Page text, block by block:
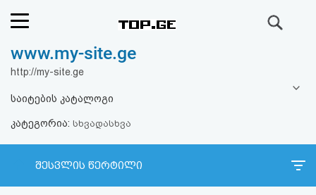
რეიტინგი
ფოსტა
კითხვა-
პასუხი
www.my-site.ge
http://my-site.ge
საიტების კატალოგი
კატეგორია: სხვადასხვა
შესვლის წერტილი